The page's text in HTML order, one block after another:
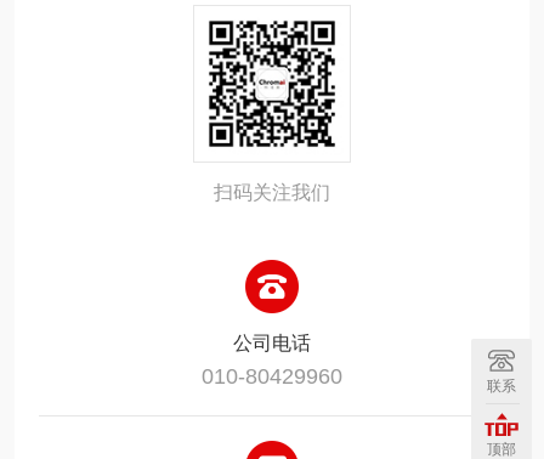
扫码关注我们
公司电话
010-80429960 联系
顶部